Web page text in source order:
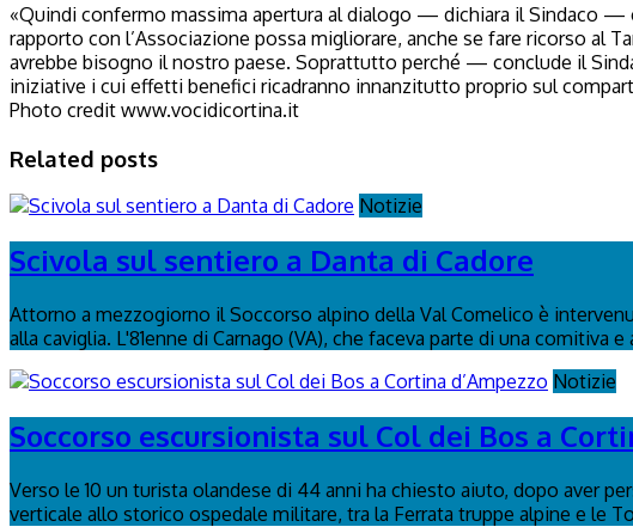
«Quindi confermo massima apertura al dialogo — dichiara il Sindaco —
rapporto con l’Associazione possa migliorare, anche se fare ricorso al
avrebbe bisogno il nostro paese. Soprattutto perché — conclude il
iniziative i cui effetti benefici ricadranno innanzitutto proprio sul
Photo credit www.vocidicortina.it
Related posts
Notizie
Scivola sul sentiero a Danta di Cadore
Attorno a mezzogiorno il Soccorso alpino della Val Comelico è
alla caviglia. L'81enne di Carnago (VA), che faceva parte di una comitiva
Notizie
Soccorso escursionista sul Col dei Bos a
Verso le 10 un turista olandese di 44 anni ha chiesto aiuto, dopo aver
verticale allo storico ospedale militare, tra la Ferrata truppe alpine e le